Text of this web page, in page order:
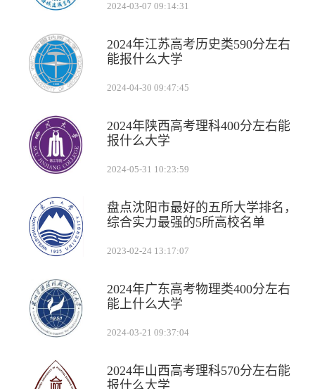
2024-03-07 09:14:31
2024年江苏高考历史类590分左右
能报什么大学
2024-04-30 09:47:45
2024年陕西高考理科400分左右能
报什么大学
2024-05-31 10:23:59
盘点沈阳市最好的五所大学排名，
综合实力最强的5所高校名单
2023-02-24 13:17:07
2024年广东高考物理类400分左右
能上什么大学
2024-03-21 09:37:04
2024年山西高考理科570分左右能
报什么大学